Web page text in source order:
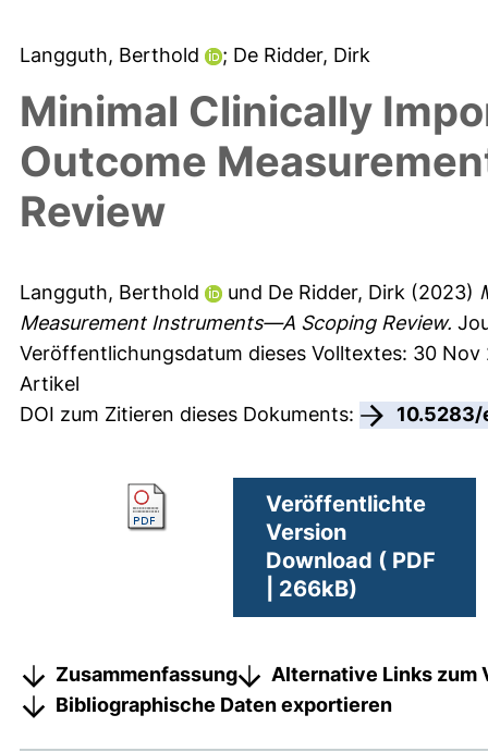
Langguth, Berthold ; De Ridder, Dirk
Minimal Clinically
Outcome
Review
Langguth, Berthold und De Ridder, Dirk (2023)
Measurement Instruments—A Scoping Review.
Veröffentlichungsdatum dieses Volltextes: 30 Nov
Artikel
DOI zum Zitieren dieses Dokuments:
Veröffentlichte
Version
Download ( PDF
| 266kB)
Zusammenfassung
Alternative Links zum
Bibliographische Daten exportieren